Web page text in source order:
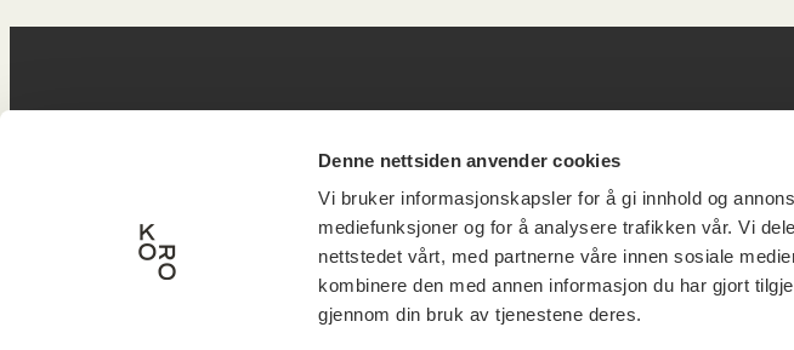
Denne nettsiden anvender cookies
Vi bruker informasjonskapsler for å gi innhold og
mediefunksjoner og for å analysere trafikken vår. Vi
nettstedet vårt, med partnerne våre innen sosiale
kombinere den med annen informasjon du har gjort
gjennom din bruk av tjenestene deres.
Postadresse
Postboks 6994
St. Olavs plass
Victoria Terrasse 11
inngang Løkkeveien,
0251 Oslo